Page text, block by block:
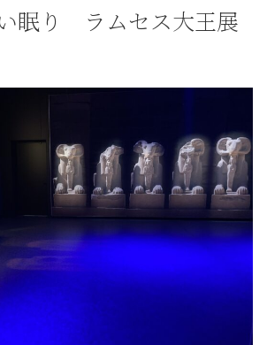
眠り ラムセス大王展